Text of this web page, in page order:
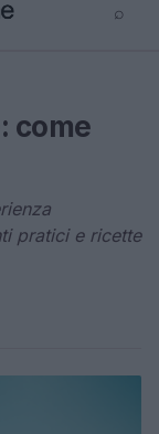
⌕
come
pratici e ricette